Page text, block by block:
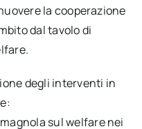
la cooperazione
dal tavolo di
degli interventi in
sul welfare nei